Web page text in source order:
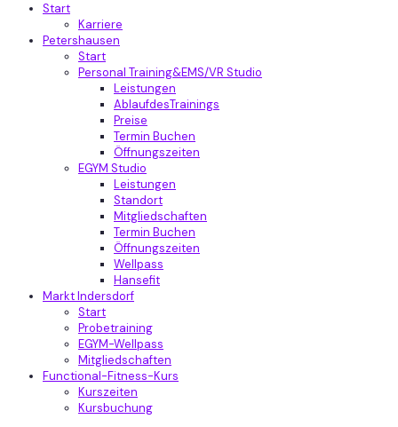
Start
Karriere
Petershausen
Start
Personal Training&EMS/VR Studio
Leistungen
AblaufdesTrainings
Preise
Termin Buchen
Öffnungszeiten
EGYM Studio
Leistungen
Standort
Mitgliedschaften
Termin Buchen
Öffnungszeiten
Wellpass
Hansefit
Markt Indersdorf
Start
Probetraining
EGYM-Wellpass
Mitgliedschaften
Functional-Fitness-Kurs
Kurszeiten
Kursbuchung